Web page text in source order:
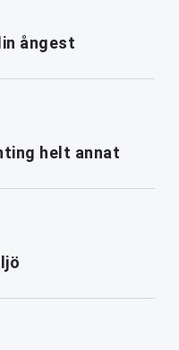
ångest
helt annat